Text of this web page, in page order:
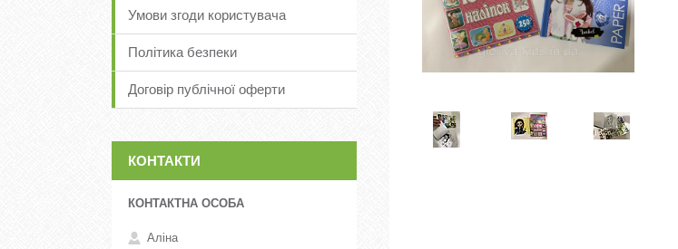
Умови згоди користувача
Політика безпеки
Договір публічної оферти
КОНТАКТИ
Аліна